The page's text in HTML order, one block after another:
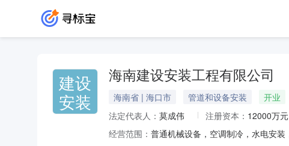
建设
安装
海南建设安装工程有限公司
海南省 | 海口市 管道和设备安装
开业
法定代表人： 莫成伟 注册资本： 12000万元
经营范围：